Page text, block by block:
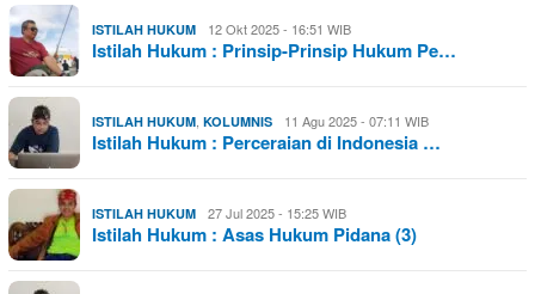
ISTILAH HUKUM 12 Okt 2025 - 16:51 WIB
Istilah Hukum : Prinsip-Prinsip Hukum Pe…
ISTILAH HUKUM, KOLUMNIS 11 Agu 2025 - 07:11 WIB
Istilah Hukum : Perceraian di Indonesia …
ISTILAH HUKUM 27 Jul 2025 - 15:25 WIB
Istilah Hukum : Asas Hukum Pidana (3)